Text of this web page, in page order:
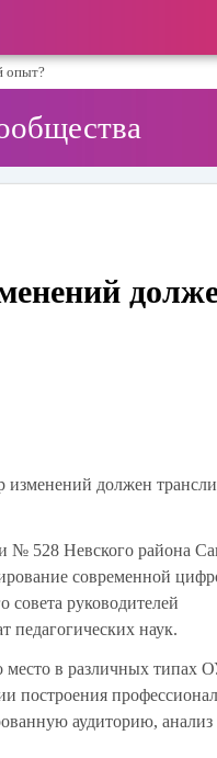
опыт?
должен
№ 528 Невского района
современной
совета руководителей
педагогических наук.
место в различных типах
построения
аудиторию,